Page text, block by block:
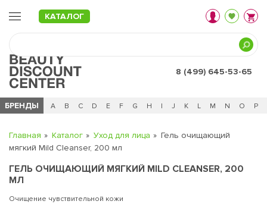
КАТАЛОГ
8 (499) 645-53-65
БРЕНДЫ
Ч 0 - 9 A B C D E F G H I J K L M N O P
Главная Каталог Уход для лица
Гель очищающий
мягкий Mild Cleanser, 200 мл
ГЕЛЬ ОЧИЩАЮЩИЙ МЯГКИЙ MILD CLEANSER, 200
МЛ
Очищение чувствительной кожи